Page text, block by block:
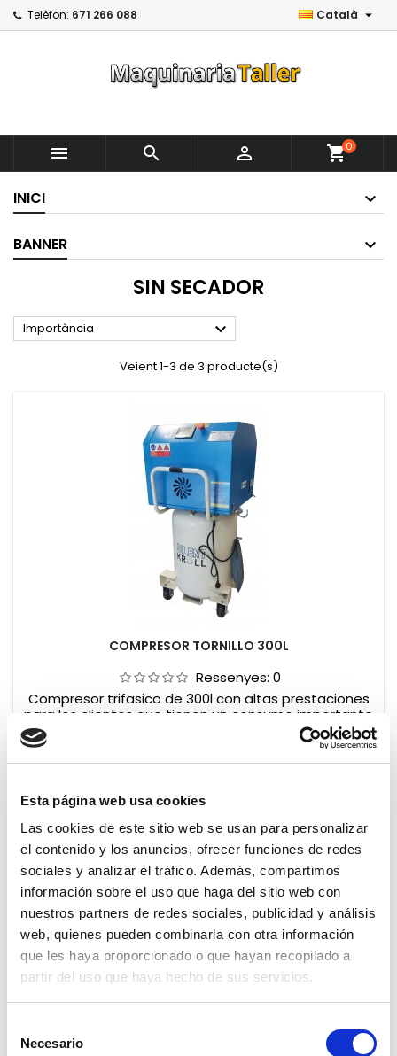
Esta página web usa cookies
Las cookies de este sitio web se usan para personalizar
el contenido y los anuncios, ofrecer funciones de redes
sociales y analizar el tráfico. Además, compartimos
información sobre el uso que haga del sitio web con
nuestros partners de redes sociales, publicidad y análisis
web, quienes pueden combinarla con otra información
que les haya proporcionado o que hayan recopilado a
partir del uso que haya hecho de sus servicios.
Necesario
Telèfon: 671 266 088 Català 
   shopping_cart0
INICI
BANNER
SIN SECADOR
Importància 
Veient 1-3 de 3 producte(s)
COMPRESOR TORNILLO 300L
Ressenyes: 0
Compresor trifasico de 300l con altas prestaciones
para los clientes que tienen un consumo importante
 Afegir al carret
Fora d'estoc